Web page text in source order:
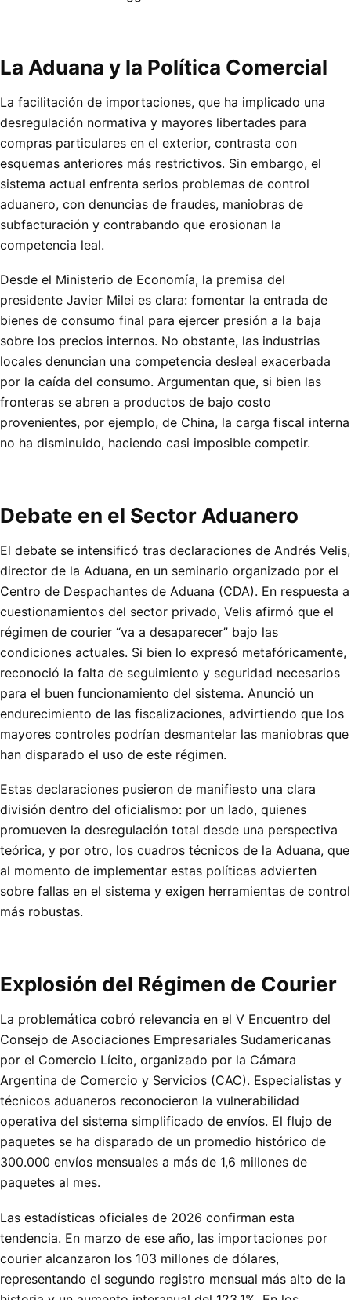
La Aduana y la Política Comercial
La facilitación de importaciones, que ha implicado una
desregulación normativa y mayores libertades para
compras particulares en el exterior, contrasta con
esquemas anteriores más restrictivos. Sin embargo, el
sistema actual enfrenta serios problemas de control
aduanero, con denuncias de fraudes, maniobras de
subfacturación y contrabando que erosionan la
competencia leal.
Desde el Ministerio de Economía, la premisa del
presidente Javier Milei es clara: fomentar la entrada de
bienes de consumo final para ejercer presión a la baja
sobre los precios internos. No obstante, las industrias
locales denuncian una competencia desleal exacerbada
por la caída del consumo. Argumentan que, si bien las
fronteras se abren a productos de bajo costo
provenientes, por ejemplo, de China, la carga fiscal interna
no ha disminuido, haciendo casi imposible competir.
Debate en el Sector Aduanero
El debate se intensificó tras declaraciones de Andrés Velis,
director de la Aduana, en un seminario organizado por el
Centro de Despachantes de Aduana (CDA). En respuesta a
cuestionamientos del sector privado, Velis afirmó que el
régimen de courier “va a desaparecer” bajo las
condiciones actuales. Si bien lo expresó metafóricamente,
reconoció la falta de seguimiento y seguridad necesarios
para el buen funcionamiento del sistema. Anunció un
endurecimiento de las fiscalizaciones, advirtiendo que los
mayores controles podrían desmantelar las maniobras que
han disparado el uso de este régimen.
Estas declaraciones pusieron de manifiesto una clara
división dentro del oficialismo: por un lado, quienes
promueven la desregulación total desde una perspectiva
teórica, y por otro, los cuadros técnicos de la Aduana, que
al momento de implementar estas políticas advierten
sobre fallas en el sistema y exigen herramientas de control
más robustas.
Explosión del Régimen de Courier
La problemática cobró relevancia en el V Encuentro del
Consejo de Asociaciones Empresariales Sudamericanas
por el Comercio Lícito, organizado por la Cámara
Argentina de Comercio y Servicios (CAC). Especialistas y
técnicos aduaneros reconocieron la vulnerabilidad
operativa del sistema simplificado de envíos. El flujo de
paquetes se ha disparado de un promedio histórico de
300.000 envíos mensuales a más de 1,6 millones de
paquetes al mes.
Las estadísticas oficiales de 2026 confirman esta
tendencia. En marzo de ese año, las importaciones por
courier alcanzaron los 103 millones de dólares,
representando el segundo registro mensual más alto de la